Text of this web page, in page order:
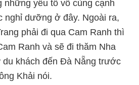
những yếu tố vô cùng cạnh
nghỉ dưỡng ở đây. Ngoài ra,
phải đi qua Cam Ranh thì
Ranh và sẽ đi thăm Nha
khách đến Đà Nẵng trước
Khải nói.